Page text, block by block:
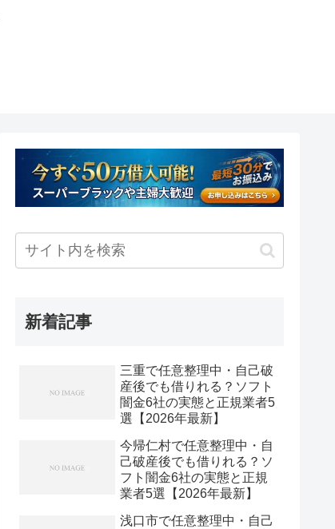
新着記事
三重で任意整理中・自己破
産後でも借りれる？ソフト
闇金6社の実態と正規業者5
選【2026年最新】
今帰仁村で任意整理中・自
己破産後でも借りれる？ソ
フト闇金6社の実態と正規
業者5選【2026年最新】
浅口市で任意整理中・自己